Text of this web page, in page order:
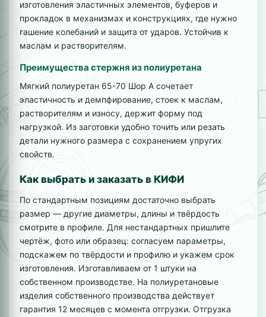
изготовления эластичных элементов, буферов и
прокладок в механизмах и конструкциях, где нужно
гашение колебаний и защита от ударов. Устойчив к
маслам и растворителям.
Преимущества стержня из полиуретана
Мягкий полиуретан 65-70 Шор А сочетает
эластичность и демпфирование, стоек к маслам,
растворителям и износу, держит форму под
нагрузкой. Из заготовки удобно точить или резать
детали нужного размера с сохранением упругих
свойств.
Как выбрать и заказать в КИФИ
По стандартным позициям достаточно выбрать
размер — другие диаметры, длины и твёрдость
смотрите в профиле. Для нестандартных пришлите
чертёж, фото или образец: согласуем параметры,
подскажем по твёрдости и профилю и укажем срок
изготовления. Изготавливаем от 1 штуки на
собственном производстве. На полиуретановые
изделия собственного производства действует
гарантия 12 месяцев с момента отгрузки. Отгрузка